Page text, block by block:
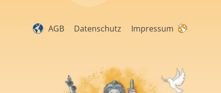
AGB Datenschutz Impressum